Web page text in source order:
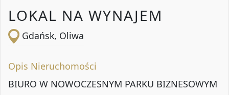
LOKAL NA WYNAJEM
Gdańsk, Oliwa
Opis Nieruchomości
BIURO W NOWOCZESNYM PARKU BIZNESOWYM